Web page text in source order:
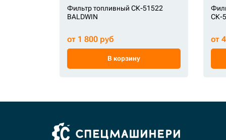
Фильтр топливный СК-51522
BALDWIN
от 1 800 руб
В корзину
СК-
от